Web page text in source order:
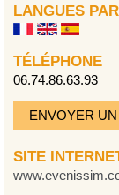
LANGUES
TÉLÉPHONE
06.74.86.63.93
ENVOYER
SITE